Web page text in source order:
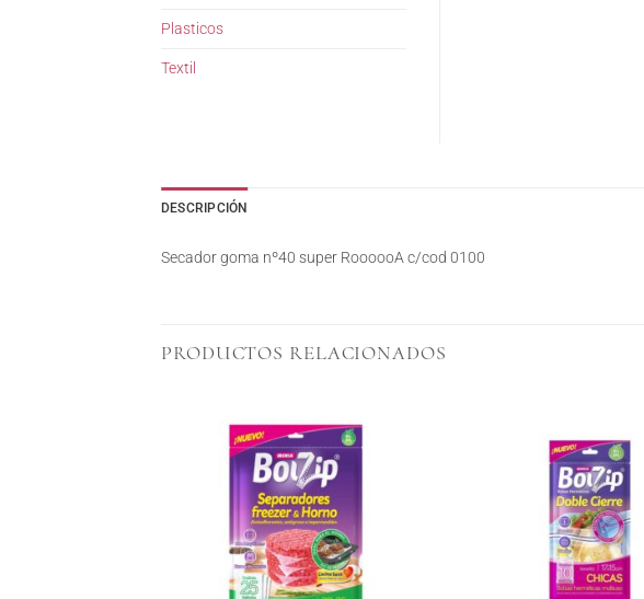
Plasticos
Textil
DESCRIPCIÓN
Secador goma nº40 super RoooooA c/cod 0100
PRODUCTOS RELACIONADOS